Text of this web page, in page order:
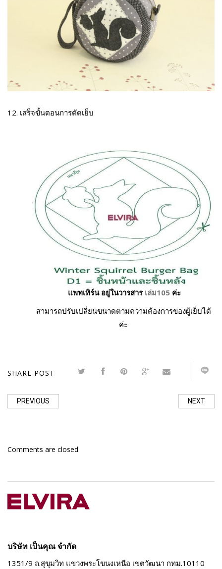
12. เสร็จขั้นตอนการตัดเย็บ
แพทเทิร์น อยู่ในวารสาร เล่ม105 ค่ะ
สามารถปรับเปลี่ยนขนาดตามความต้องการของผู้เย็บได้
ค่ะ
SHARE POST
PREVIOUS NEXT
Comments are closed
บริษัท เป็นคุณ จำกัด
1351/9 ถ.สุขุมวิท แขวงพระโขนงเหนือ เขตวัฒนา กทม.10110